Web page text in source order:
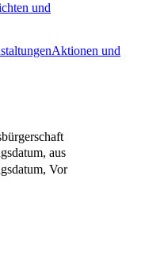
und
Aktionen und
aus
Vor